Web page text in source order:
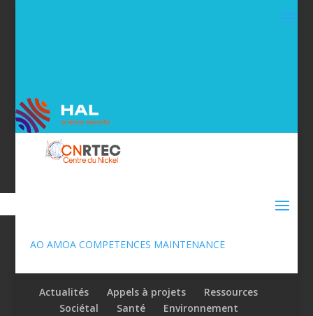
AO AMOA COMPETENCES MAINTENANCE
Actualités Appels à projets
Ressources
Sociétal
Santé
Environnement